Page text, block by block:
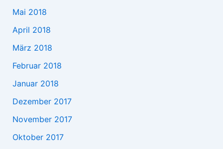
Mai 2018
April 2018
März 2018
Februar 2018
Januar 2018
Dezember 2017
November 2017
Oktober 2017